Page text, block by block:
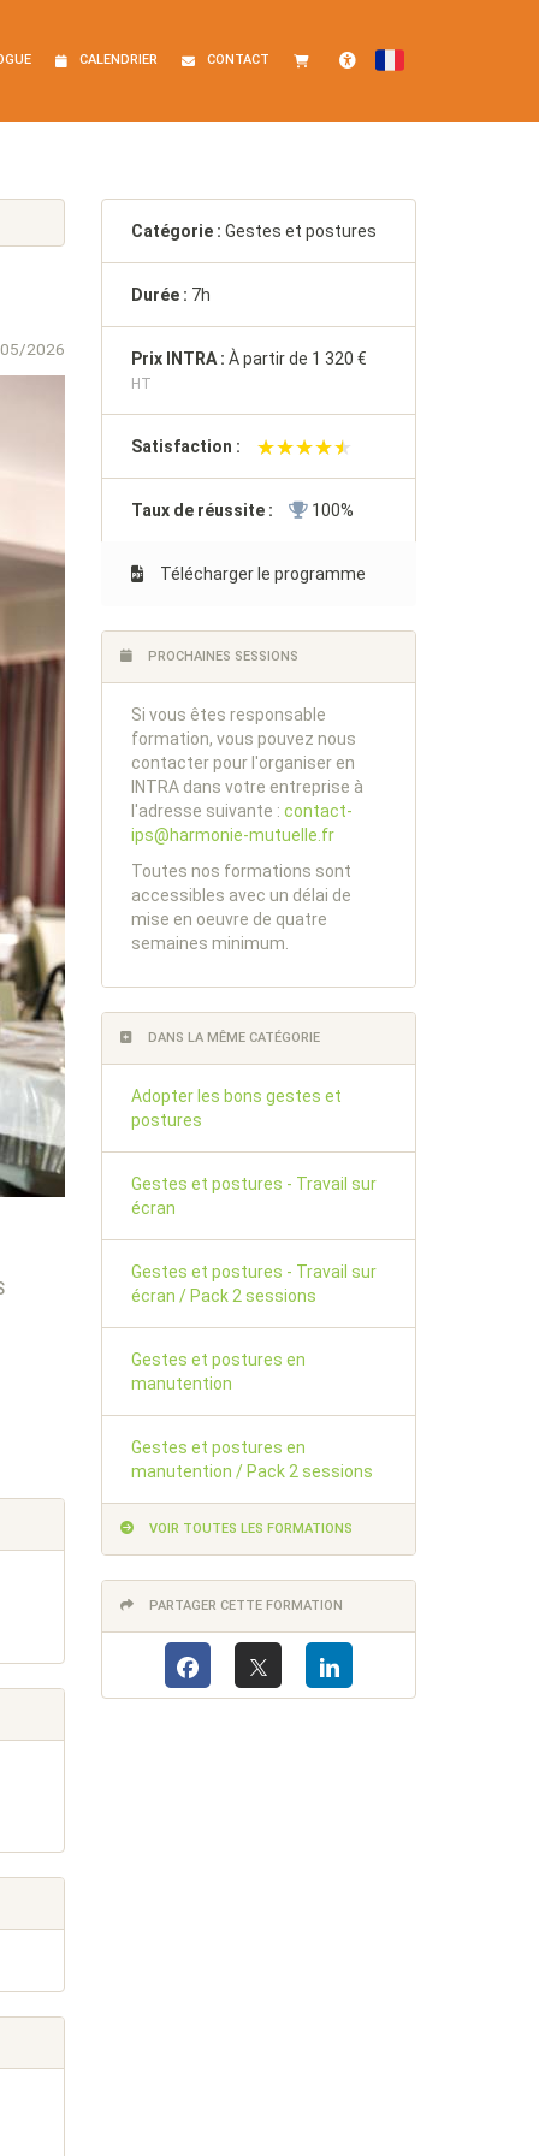
CALENDRIER
CONTACT
FRANÇAIS
2026
Catégorie : Gestes et postures
Durée : 7h
Prix INTRA : À partir de 1 320 €
HT
Satisfaction : ★★★★★
★★★★★
Taux de réussite : 100%
Télécharger le programme
PROCHAINES SESSIONS
Si vous êtes responsable
formation, vous pouvez nous
contacter pour l'organiser en
INTRA dans votre entreprise à
l'adresse suivante : contact-
ips@harmonie-mutuelle.fr
Toutes nos formations sont
accessibles avec un délai de
mise en oeuvre de quatre
semaines minimum.
DANS LA MÊME CATÉGORIE
Adopter les bons gestes et
postures
Gestes et postures - Travail sur
écran
Gestes et postures - Travail sur
écran / Pack 2 sessions
Gestes et postures en
manutention
Gestes et postures en
manutention / Pack 2 sessions
VOIR TOUTES LES FORMATIONS
PARTAGER CETTE FORMATION